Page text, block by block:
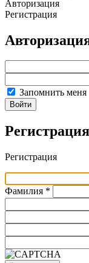
Авторизация
Регистрация
Запомнить меня
Войти
Регистрация
Регистрация
Фамилия *